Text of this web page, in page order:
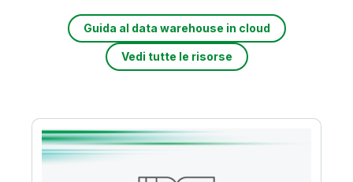
Guida al data warehouse in cloud
Vedi tutte le risorse